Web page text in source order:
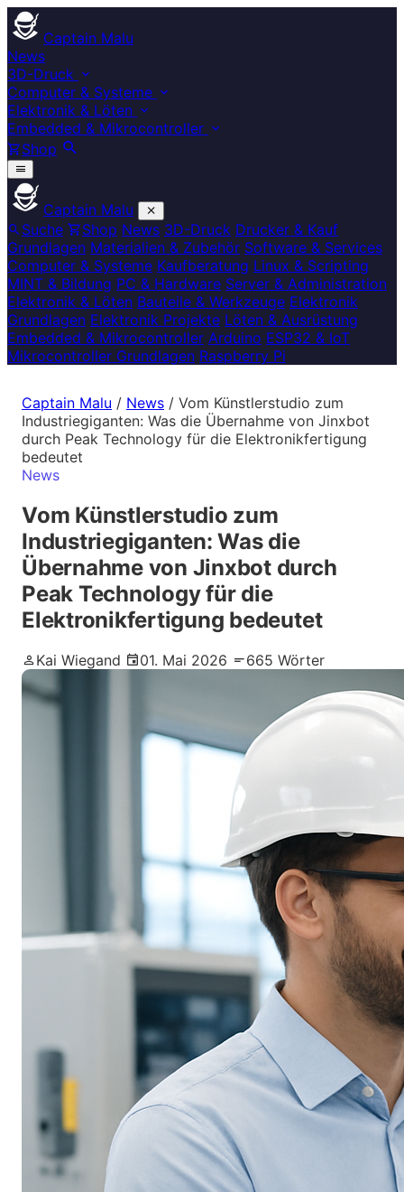
Captain Malu
News
3D-Druck
Computer & Systeme
Elektronik & Löten
Embedded & Mikrocontroller
Shop
Captain Malu
Suche
Shop News 3D-Druck Drucker & Kauf
Grundlagen Materialien & Zubehör Software & Services
Computer & Systeme Kaufberatung Linux & Scripting
MINT & Bildung PC & Hardware Server & Administration
Elektronik & Löten Bauteile & Werkzeuge Elektronik
Grundlagen Elektronik Projekte Löten & Ausrüstung
Embedded & Mikrocontroller Arduino ESP32 & IoT
Mikrocontroller Grundlagen Raspberry Pi
Captain Malu / News / Vom Künstlerstudio zum
Industriegiganten: Was die Übernahme von Jinxbot
durch Peak Technology für die Elektronikfertigung
bedeutet
News
Vom Künstlerstudio zum
Industriegiganten: Was die
Übernahme von Jinxbot durch
Peak Technology für die
Elektronikfertigung bedeutet
Kai Wiegand 01. Mai 2026 665 Wörter